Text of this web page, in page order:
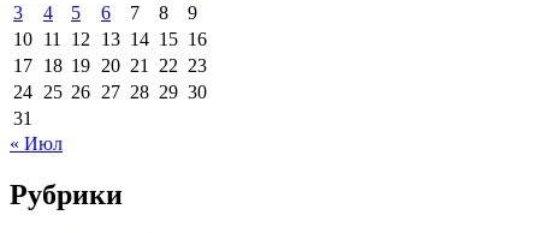
3
4 5 6 7 8
9
10 11 12 13 14 15 16
17 18 19 20 21 22 23
24 25 26 27 28 29 30
31
« Июл
Рубрики